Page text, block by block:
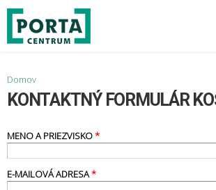
Nachádzate sa tu
Domov
KONTAKTNÝ FORMULÁR
MENO A PRIEZVISKO*
E-MAILOVÁ ADRESA*